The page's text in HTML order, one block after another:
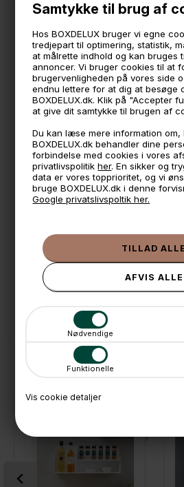
Samtykke til brug af
Hos BOXDELUX bruger vi egne
tredjepart til optimering, statistik,
at målrette indhold og kan bruges
annoncer. Vi bruger cookies til at
brugervenligheden på vores side
endnu lettere for at dig at besøge
BOXDELUX.dk. Klik på "Accepter
at give dit samtykke til brugen af
Du kan læse mere information om,
BOXDELUX.dk behandler dine
forbindelse med cookies i vores
privatlivspolitikher. En sikker og
data er vores topprioritet, og vi
bruge BOXDELUX.dk i denne
Google privatslivspoltik her.
Nødvendige
Funktionelle
Vis cookie detaljer
Como Archishelf er en
Så evt kig på den også - de passer
Hylden måler
60 cm i bredden
24 cm i højden
nederste hylde kan indeholde ting
højden
Produceret i EU
OBS: Skruer til ophæng medfølger
🕚 Bestil inden 11 & vi sender samme
🧺 Kan du lægge varen i kurven, er
📦 Fragtfri v. køb over 999,- ellers fra
💳 Betal med
📱 Kundeservice 50446800 (9-12)
Kundeservicemail@boxdelux.dk
ANDRE